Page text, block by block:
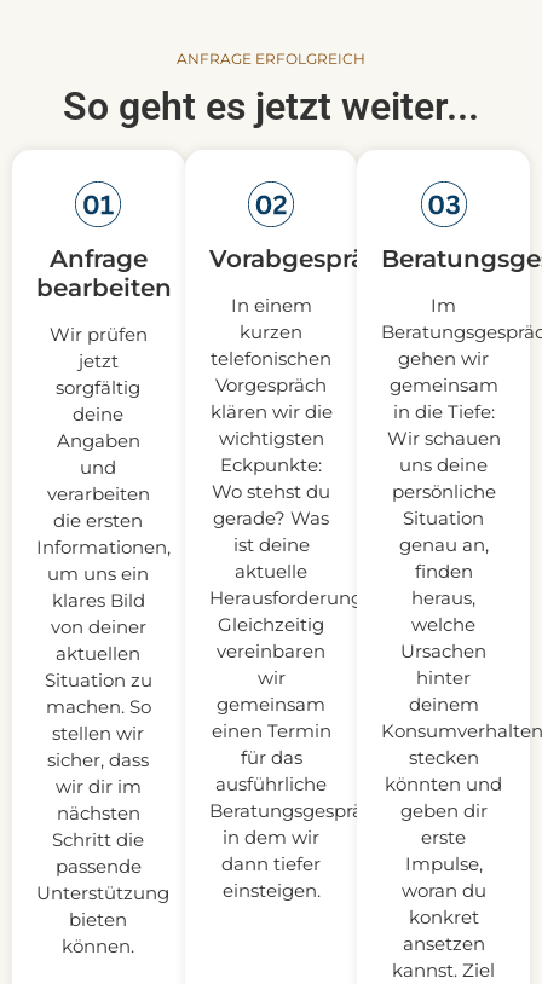
ANFRAGE ERFOLGREICH
So geht es jetzt weiter...
Anfrage
bearbeiten
Wir prüfen
jetzt
sorgfältig
deine
Angaben
und
verarbeiten
die ersten
Informationen,
um uns ein
klares Bild
von deiner
aktuellen
Situation zu
machen. So
stellen wir
sicher, dass
wir dir im
nächsten
Schritt die
passende
Unterstützung
bieten
können.
Vorabgespräch
In einem
kurzen
telefonischen
Vorgespräch
klären wir die
wichtigsten
Eckpunkte:
Wo stehst du
gerade? Was
ist deine
aktuelle
Herausforderung?
Gleichzeitig
vereinbaren
wir
gemeinsam
einen Termin
für das
ausführliche
Beratungsgespräch,
in dem wir
dann tiefer
einsteigen.
Im
gehen wir
gemeinsam
in die Tiefe:
Wir schauen
uns deine
persönliche
Situation
genau an,
finden
heraus,
welche
Ursachen
hinter
deinem
stecken
könnten und
geben dir
erste
Impulse,
woran du
konkret
ansetzen
kannst. Ziel